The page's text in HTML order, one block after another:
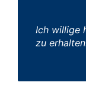
Ich willige
zu